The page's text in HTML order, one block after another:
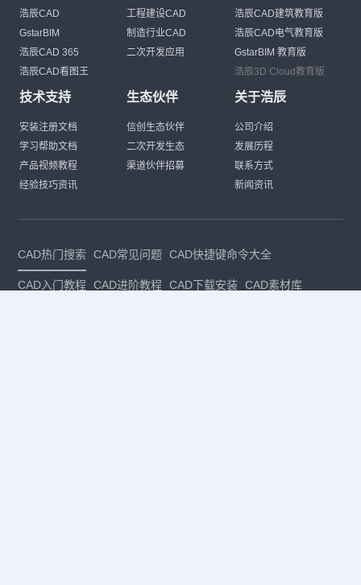
浩辰CAD
GstarBIM
浩辰CAD 365
浩辰CAD看图王
工程建设CAD
制造行业CAD
二次开发应用
浩辰CAD建筑教育版
浩辰CAD电气教育版
GstarBIM 教育版
浩辰3D Cloud教育版
技术支持
安装注册文档
学习帮助文档
产品视频教程
经验技巧资讯
生态伙伴
信创生态伙伴
二次开发生态
渠道伙伴招募
关于浩辰
公司介绍
发展历程
联系方式
新闻资讯
CAD热门搜索 CAD常见问题 CAD快捷键命令大全
CAD入门教程 CAD进阶教程 CAD下载安装 CAD素材库